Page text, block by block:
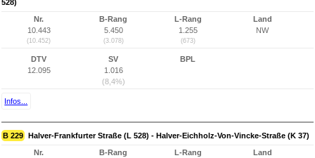
528)
Nr.
10.443
(10.452)
B-Rang
5.450
(3.078)
L-Rang
1.255
(673)
Land
NW
DTV
12.095
SV
1.016
(8,4%)
BPL
Infos...
B 229 Halver-Frankfurter Straße (L 528) - Halver-Eichholz-Von-Vincke-Straße (K 37)
Nr.
B-Rang
L-Rang
Land